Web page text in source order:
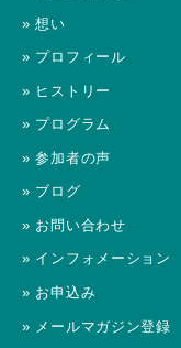
» 想い
» プロフィール
» ヒストリー
» プログラム
» 参加者の声
» ブログ
» お問い合わせ
» インフォメーション
» お申込み
» メールマガジン登録